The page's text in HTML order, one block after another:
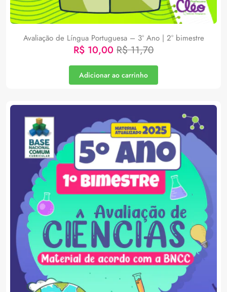
Avaliação de Língua Portuguesa – 3º Ano | 2° bimestre
R$ 10,00 R$11,70
Adicionar ao carrinho